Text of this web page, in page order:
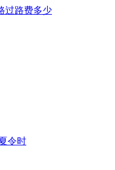
过路费多少
令时